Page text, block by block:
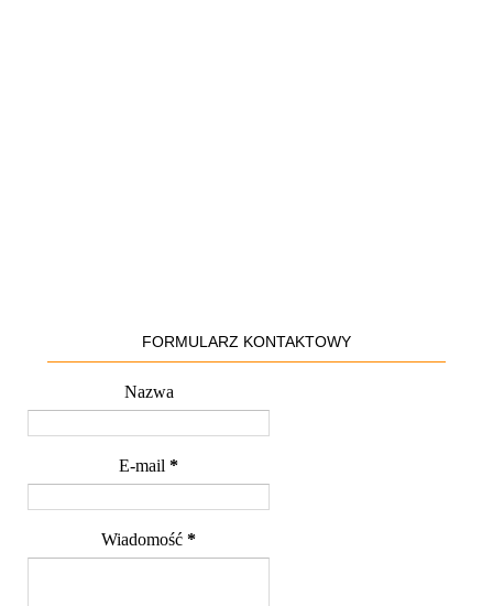
FORMULARZ KONTAKTOWY
Nazwa
E-mail *
Wiadomość *